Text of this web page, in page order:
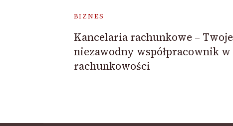
BIZNES
Kancelaria rachunkowe – Twoje
niezawodny współpracownik w
rachunkowości